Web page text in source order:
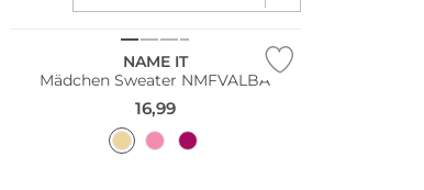
NAME IT
Mädchen Sweater NMFVALBA
16,99